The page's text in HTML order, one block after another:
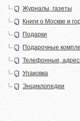
Журналы, газеты
Книги о Москве и
Подарки
Подарочные
Телефонные,
Упаковка
Энциклопедии